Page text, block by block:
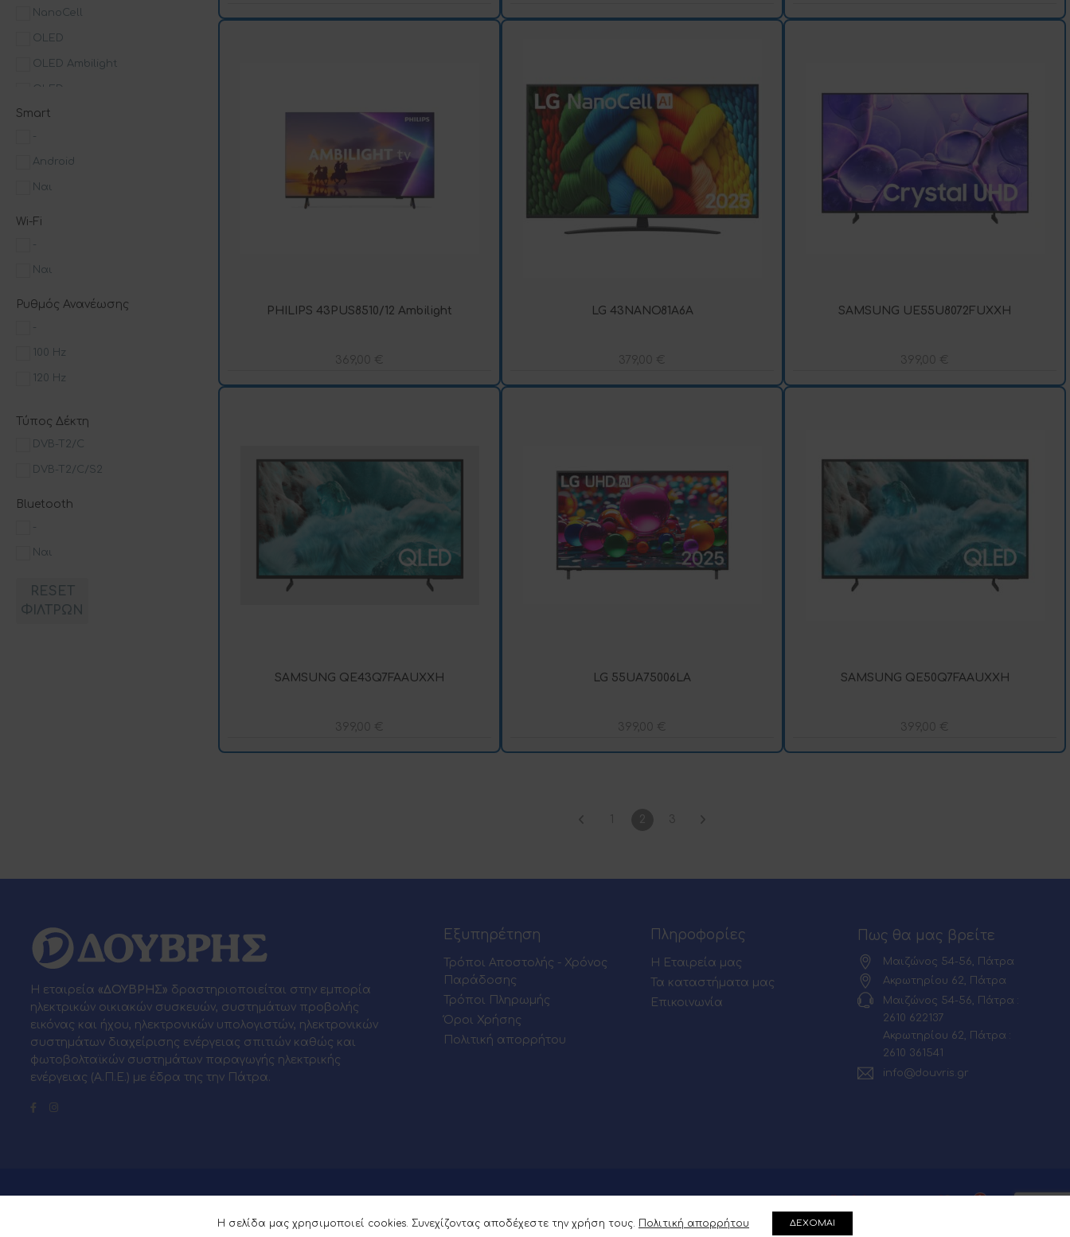
PHILIPS 43PUS8510/12 Ambilight
369,00 €
LG 43NANO81A6A
379,00 €
SAMSUNG UE55U8072FUXXH
399,00 €
SAMSUNG QE43Q7FAAUXXH
399,00 €
LG 55UA75006LA
399,00 €
SAMSUNG QE50Q7FAAUXXH
399,00 €
3
NanoCell
OLED
OLED Ambilight
QLED
QNED
Smart
-
Android
Ναι
Wi-Fi
-
Ναι
Ρυθμός Ανανέωσης
-
100 Hz
120 Hz
Τύπος Δέκτη
DVB-T2/C
DVB-T2/C/S2
Bluetooth
-
Ναι
RESET
ΦΙΛΤΡΩΝ
Η εταιρεία «ΔΟΥΒΡΗΣ» δραστηριοποιείται στην εμπορία
ηλεκτρικών οικιακών συσκευών, συστημάτων προβολής
εικόνας και ήχου, ηλεκτρονικών υπολογιστών, ηλεκτρονικών
συστημάτων διαχείρισης ενέργειας σπιτιών καθώς και
φωτοβολταϊκών συστημάτων παραγωγής ηλεκτρικής
ενέργειας (Α.Π.Ε.) με έδρα της την Πάτρα.
Εξυπηρέτηση
Τρόποι Αποστολής - Χρόνος
Παράδοσης
Τρόποι Πληρωμής
Όροι Χρήσης
Πολιτική απορρήτου
Πληροφορίες
Η Εταιρεία μας
Τα καταστήματα μας
Επικοινωνία
Πως θα μας βρείτε
Μαιζώνος 54-56, Πάτρα
Ακρωτηρίου 62, Πάτρα
Μαιζώνος 54-56, Πάτρα :
2610 622137
Ακρωτηρίου 62, Πάτρα :
2610 361541
info@douvris.gr
Η σελίδα μας χρησιμοποιεί cookies. Συνεχίζοντας αποδέχεστε την χρήση τους. Πολιτική απορρήτου ΔΕΧΟΜΑΙ